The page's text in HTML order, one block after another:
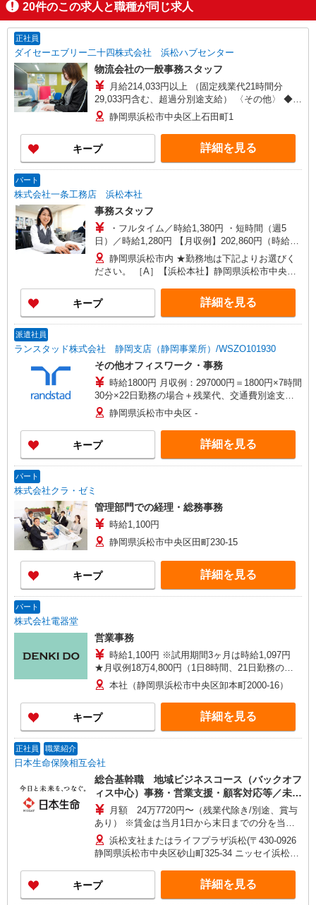
20件のこの求人と職種が同じ求人
正社員
ダイセーエブリー二十四株式会社 浜松ハブセンター
物流会社の一般事務スタッフ
月給214,033円以上 （固定残業代21時間分
29,033円含む、超過分別途支給） 〈その他〉 ◆昇
給あり ◆賞与年2回 ◆交通費規定支給
静岡県浜松市中央区上石田町1
キープ 詳細を見る
パート
株式会社一条工務店 浜松本社
事務スタッフ
・フルタイム／時給1,380円 ・短時間（週5
日）／時給1,280円 【月収例】202,860円（時給
1,380円、21日勤務の場合）
静岡県浜松市内 ★勤務地は下記よりお選びく
ださい。 ［A］【浜松本社】静岡県浜松市中央区
【龍禅寺事務所】静岡県浜松市中央区龍禅寺町
854 ※フルタイムのみ ［C］【㈱日本産業 浜松
工場 事務所】静岡県浜松市中央区倉松町4040番
キープ 詳細を見る
派遣社員
ランスタッド株式会社 静岡支店（静岡事業所）/WSZO101930
その他オフィスワーク・事務
時給1800円 月収例：297000円＝1800円×7時間
30分×22日勤務の場合＋残業代、交通費別途支給
※交通費実費支給／当社規定あり。
静岡県浜松市中央区 -
キープ 詳細を見る
パート
株式会社クラ・ゼミ
管理部門での経理・総務事務
時給1,100円
静岡県浜松市中央区田町230-15
キープ 詳細を見る
パート
株式会社電器堂
営業事務
時給1,100円 ※試用期間3ヶ月は時給1,097円
★月収例18万4,800円（1日8時間、21日勤務の場
合）本社（静岡県浜松市中央区卸本町2000-16）
キープ 詳細を見る
正社員 職業紹介
日本生命保険相互会社
総合基幹職 地域ビジネスコース（バックオフ
ィス中心）事務・営業支援・顧客対応等／未経
験可！月額 24万7720円〜（残業代除き/別途、賞与
あり） ※賃金は当月1日から末日までの分を当月
20日支払（時間外勤務手当等については当月1日か
ら末日までの分を翌月20日に支払） 想定年収
430万〜460万 ※時間外勤務手当(法定内20時間・
法定外0時間*想定)を含むモデル年収 *毎営業日
9:00〜18:00勤務する場合の残業時間のイメージ
※賞与は支給対象期間を通じて勤務した場合の想
浜松支社またはライフプラザ浜松(〒430-0926
静岡県浜松市中央区砂山町325-34 ニッセイ浜松駅
通勤可能な範囲内で、上記以外の事業所に初期配
属・異動となる可能性があります。
キープ 詳細を見る